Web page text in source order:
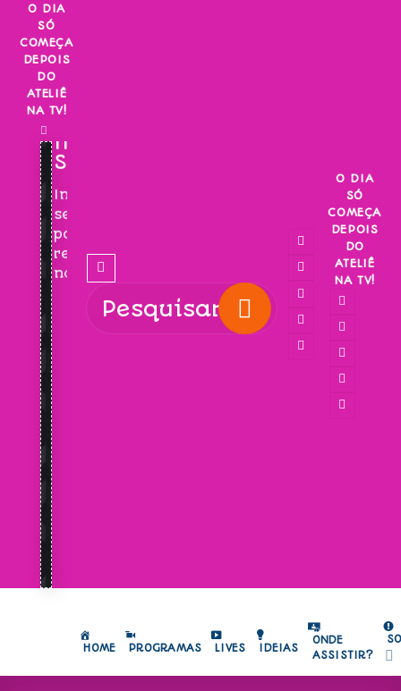
Skip
content
O DIA
SÓ
COMEÇA
DEPOIS
DO
ATELIÊ
NA TV!
INSCREVA-
SE!
Inscreva-
se
para
receber
novidades!
O DIA
SÓ
COMEÇA
DEPOIS
DO
ATELIÊ
NA TV!
HOME PROGRAMAS LIVES IDEIAS
ONDE
ASSISTIR?